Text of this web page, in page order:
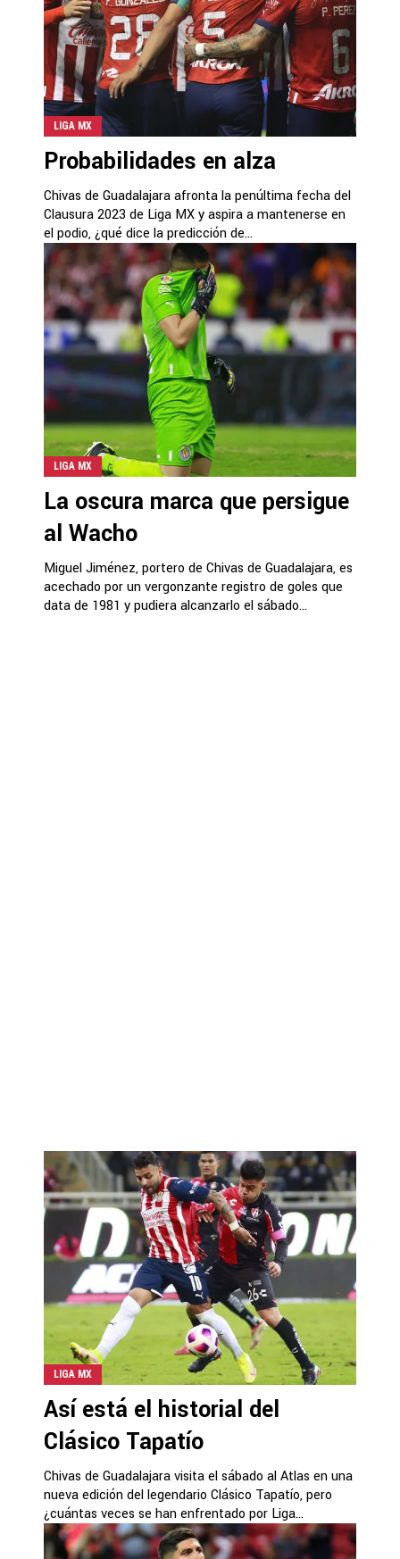
LIGA MX
Probabilidades en alza
Chivas de Guadalajara afronta la penúltima fecha del
Clausura 2023 de Liga MX y aspira a mantenerse en
el podio, ¿qué dice la predicción de...
LIGA MX
La oscura marca que persigue
al Wacho
Miguel Jiménez, portero de Chivas de Guadalajara, es
acechado por un vergonzante registro de goles que
data de 1981 y pudiera alcanzarlo el sábado...
LIGA MX
Así está el historial del
Clásico Tapatío
Chivas de Guadalajara visita el sábado al Atlas en una
nueva edición del legendario Clásico Tapatío, pero
¿cuántas veces se han enfrentado por Liga...